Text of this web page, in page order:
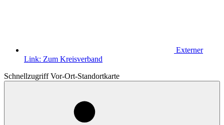
Externer
Link: Zum Kreisverband
Schnellzugriff Vor-Ort-Standortkarte